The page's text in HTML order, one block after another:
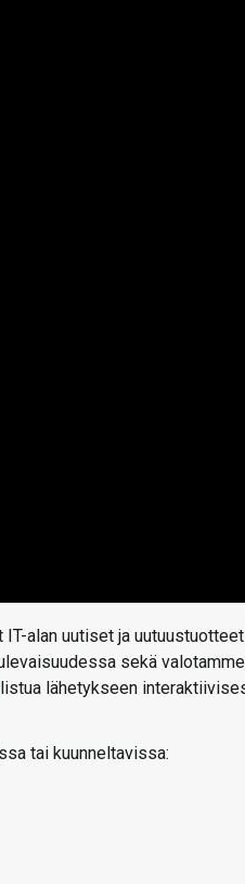
alan uutiset ja
sekä
lähetykseen
tai kuunneltavissa: